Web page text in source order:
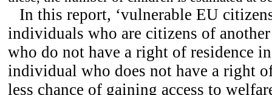
In this report, ‘vulnerable EU
individuals who are citizens of
who do not have a right of residence
individual who does not have a right
less chance of gaining access to